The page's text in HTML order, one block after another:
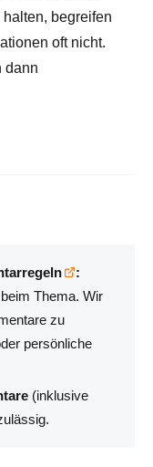
begreifen
oft nicht.
dann
:
Thema. Wir
zu
persönliche
(inklusive